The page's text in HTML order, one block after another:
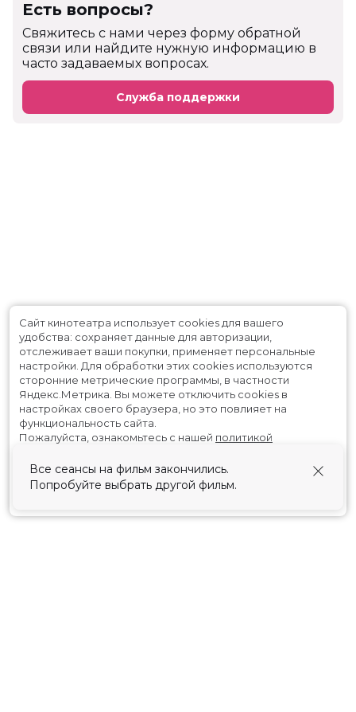
Есть вопросы?
Cвяжитесь с нами через форму обратной
связи или найдите нужную информацию в
часто задаваемых вопросах.
Служба поддержки
Все сеансы на фильм закончились.
Попробуйте выбрать другой фильм.
Сайт кинотеатра использует cookies для вашего
удобства: сохраняет данные для авторизации,
отслеживает ваши покупки, применяет персональные
настройки. Для обработки этих cookies используются
сторонние метрические программы, в частности
Яндекс.Метрика. Вы можете отключить cookies в
настройках своего браузера, но это повлияет на
функциональность сайта.
Пожалуйста, ознакомьтесь с нашей политикой
Принять